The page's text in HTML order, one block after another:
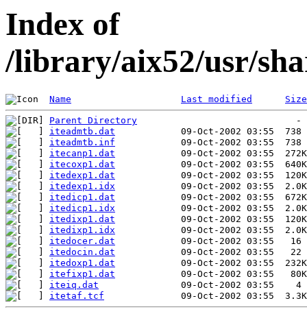
Index of
/library/aix52/usr/
Name Last modified Size
Parent Directory
iteadmtb.dat
iteadmtb.inf
itecanp1.dat
itecoxp1.dat
itedexp1.dat
itedexp1.idx
itedicp1.dat
itedicp1.idx
itedixp1.dat
itedixp1.idx
itedocer.dat
itedocin.dat
itedoxp1.dat
itefixp1.dat
iteiq.dat
itetaf.tcf